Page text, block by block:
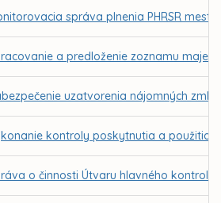
správa plnenia PHRSR
a predloženie zoznamu
uzatvorenia nájomných
kontroly poskytnutia a použitia
o činnosti Útvaru hlavného